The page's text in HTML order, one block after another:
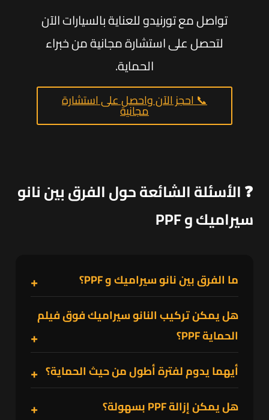
تواصل مع تورنيدو للعناية بالسيارات الآن
لتحصل على استشارة مجانية من خبراء
الحماية.
📞 احجز الآن واحصل على استشارة
مجانية
❓ الأسئلة الشائعة حول الفرق بين نانو
سيراميك و PPF
ما الفرق بين نانو سيراميك و PPF؟
هل يمكن تركيب النانو سيراميك فوق فيلم
الحماية PPF؟
أيهما يدوم لفترة أطول من حيث الحماية؟
هل يمكن إزالة PPF بسهولة؟